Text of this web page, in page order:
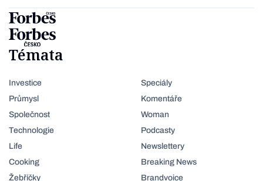
Témata
Investice
Průmysl
Společnost
Technologie
Life
Cooking
Žebříčky
Speciály
Komentáře
Woman
Podcasty
Newslettery
Breaking News
Brandvoice